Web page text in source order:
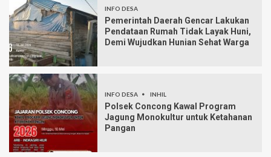
INFO DESA
Pemerintah Daerah Gencar Lakukan
Pendataan Rumah Tidak Layak Huni,
Demi Wujudkan Hunian Sehat Warga
INFO DESA INHIL
Polsek Concong Kawal Program
Jagung Monokultur untuk Ketahanan
Pangan